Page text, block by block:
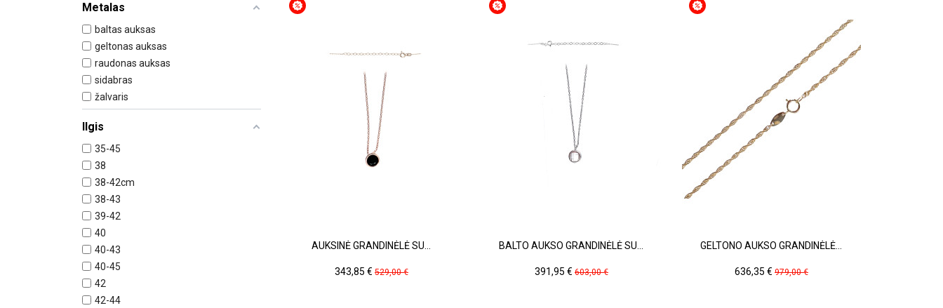
Metalas
baltas auksas
geltonas auksas
raudonas auksas
sidabras
žalvaris
Ilgis
35-45
38
38-42cm
38-43
39-42
40
40-43
40-45
42
42-44
AUKSINĖ GRANDINĖLĖ SU...
Kaina
343,85 € Pradinė
kaina
529,00 €
BALTO AUKSO GRANDINĖLĖ SU...
Kaina
391,95 € Pradinė
kaina
603,00 €
GELTONO AUKSO GRANDINĖLĖ...
Kaina
636,35 € Pradinė
kaina
979,00 €